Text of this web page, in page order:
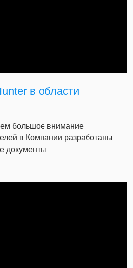
в области
большое внимание
в Компании разработаны
документы